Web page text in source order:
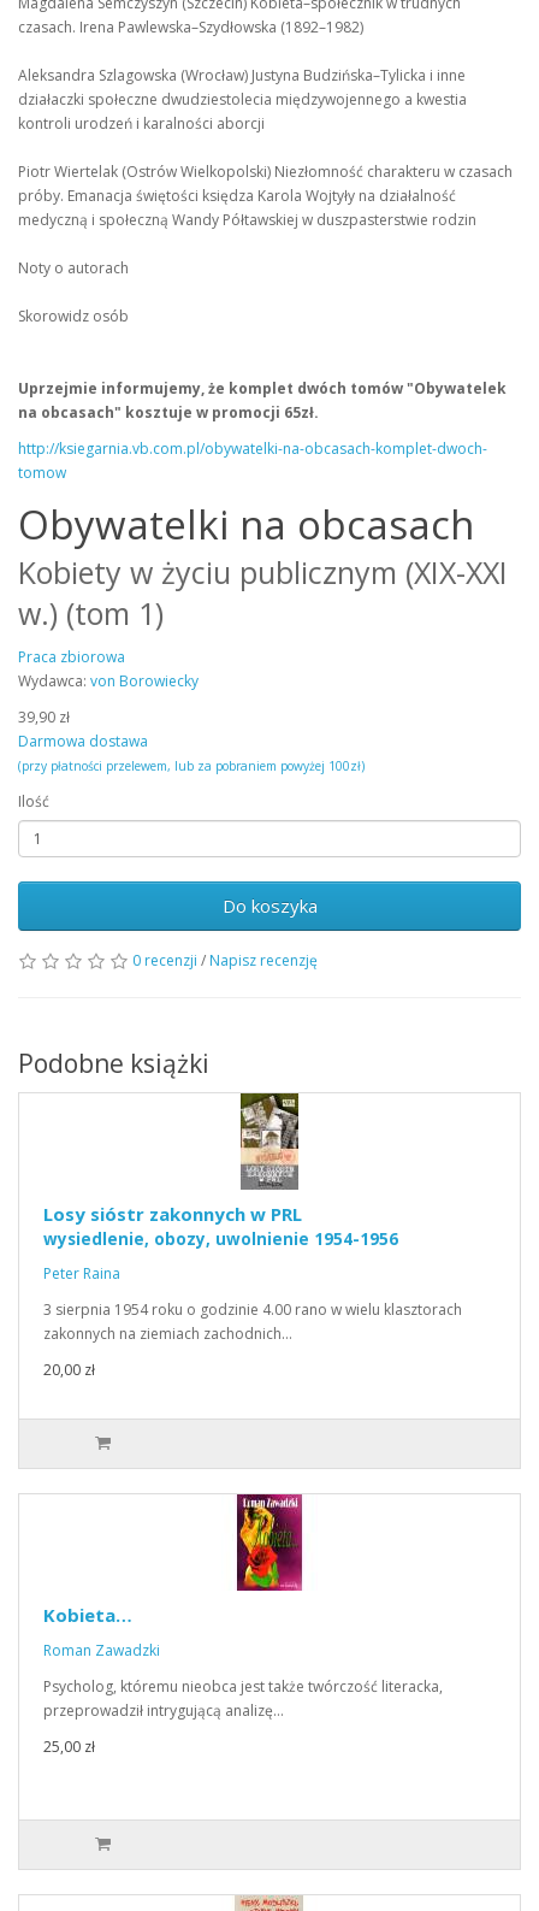
czasach. Irena Pawlewska–Szydłowska (1892–1982)
Aleksandra Szlagowska (Wrocław) Justyna Budzińska–Tylicka i inne
działaczki społeczne dwudziestolecia międzywojennego a kwestia
kontroli urodzeń i karalności aborcji
Piotr Wiertelak (Ostrów Wielkopolski) Niezłomność charakteru w czasach
próby. Emanacja świętości księdza Karola Wojtyły na działalność
medyczną i społeczną Wandy Półtawskiej w duszpasterstwie rodzin
Noty o autorach
Skorowidz osób
Uprzejmie informujemy, że komplet dwóch tomów "Obywatelek
na obcasach" kosztuje w promocji 65zł.
http://ksiegarnia.vb.com.pl/obywatelki-na-obcasach-komplet-dwoch-
tomow
Obywatelki na obcasach
Kobiety w życiu publicznym (XIX-XXI
w.) (tom 1)
Praca zbiorowa
Wydawca: von Borowiecky
39,90 zł
Darmowa dostawa
(przy płatności przelewem, lub za pobraniem powyżej 100zł)
Ilość
Do koszyka
0 recenzji / Napisz recenzję
Podobne książki
Losy sióstr zakonnych w PRL
wysiedlenie, obozy, uwolnienie 1954-1956
Peter Raina
3 sierpnia 1954 roku o godzinie 4.00 rano w wielu klasztorach
zakonnych na ziemiach zachodnich…
20,00 zł
Kobieta…
Roman Zawadzki
Psycholog, któremu nieobca jest także twórczość literacka,
przeprowadził intrygującą analizę…
25,00 zł